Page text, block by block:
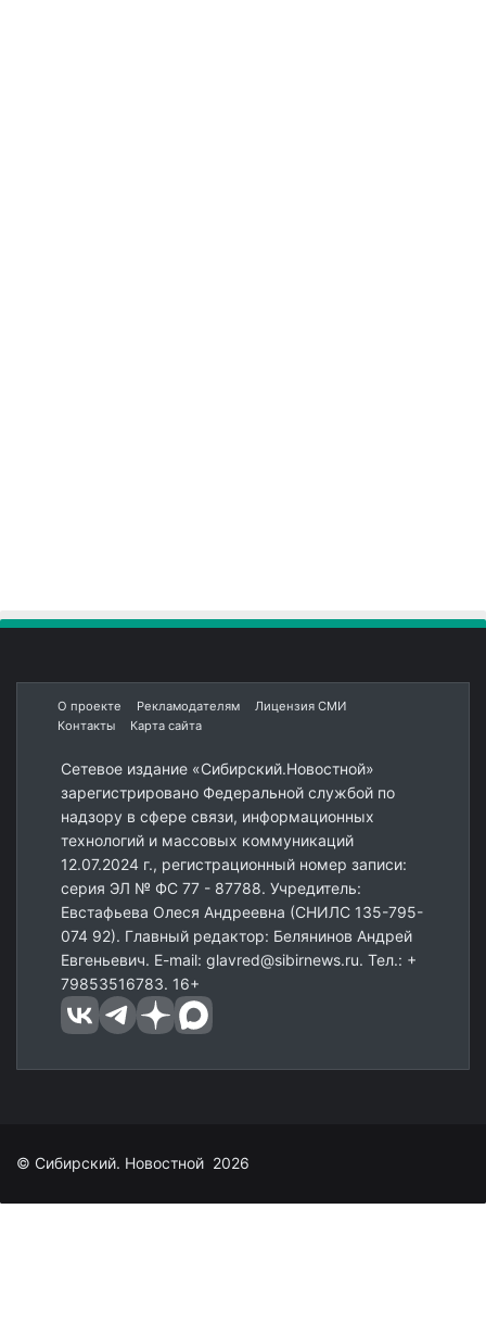
О проекте Рекламодателям
Лицензия СМИ
Контакты
Карта сайта
Сетевое издание «Сибирский.Новостной»
зарегистрировано Федеральной службой по
надзору в сфере связи, информационных
технологий и массовых коммуникаций
12.07.2024 г., регистрационный номер записи:
серия ЭЛ № ФС 77 - 87788. Учредитель:
Евстафьева Олеся Андреевна (СНИЛС 135-795-
074 92). Главный редактор: Белянинов Андрей
Евгеньевич. E-mail: glavred@sibirnews.ru. Тел.: +
79853516783. 16+
© Сибирский. Новостной 2026